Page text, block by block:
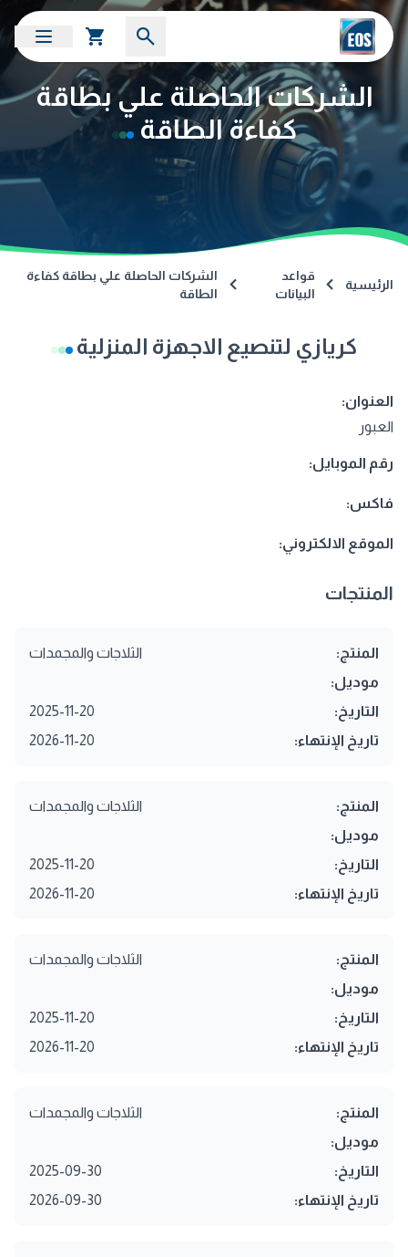
الشركات الحاصلة علي بطاقة
كفاءة الطاقة
الرئيسية
قواعد
البيانات
الشركات الحاصلة علي بطاقة كفاءة
الطاقة
كريازي لتنصيع الاجهزة المنزلية
العنوان:
العبور
رقم الموبايل:
فاكس:
الموقع الالكتروني:
المنتجات
المنتج:
الثلاجات والمجمدات
موديل:
التاريخ:
2025-11-20
تاريخ الإنتهاء:
2026-11-20
المنتج:
الثلاجات والمجمدات
موديل:
التاريخ:
2025-11-20
تاريخ الإنتهاء:
2026-11-20
المنتج:
الثلاجات والمجمدات
موديل:
التاريخ:
2025-11-20
تاريخ الإنتهاء:
2026-11-20
المنتج:
الثلاجات والمجمدات
موديل:
التاريخ:
2025-09-30
تاريخ الإنتهاء:
2026-09-30